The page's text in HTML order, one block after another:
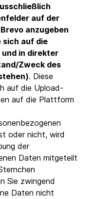
auf der
anzugeben
sich auf die
und in direkter
Zweck des
. Diese
auf die Upload-
auf die Plattform
oder nicht, wird
der
Daten mitgeteilt
Sie zwingend
Daten nicht